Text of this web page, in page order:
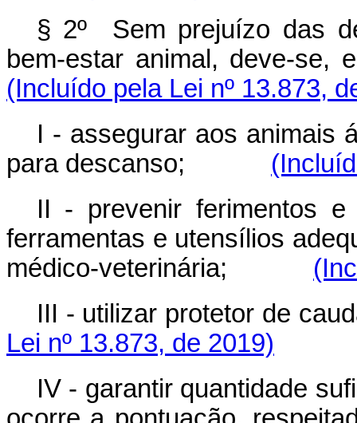
§ 2º Sem prejuízo das
bem-estar animal, deve-
(Incluído pela Lei nº 13.873,
I - assegurar aos animais
para descanso;
II - prevenir ferimentos
ferramentas e utensílios
médico-veterinária;
III - utilizar protetor de
Lei nº 13.873, de 2019)
IV - garantir quantidade